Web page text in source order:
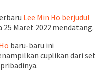
Lee Min Ho berjudul
25 Maret 2022 mendatang.
baru-baru ini
cuplikan dari set